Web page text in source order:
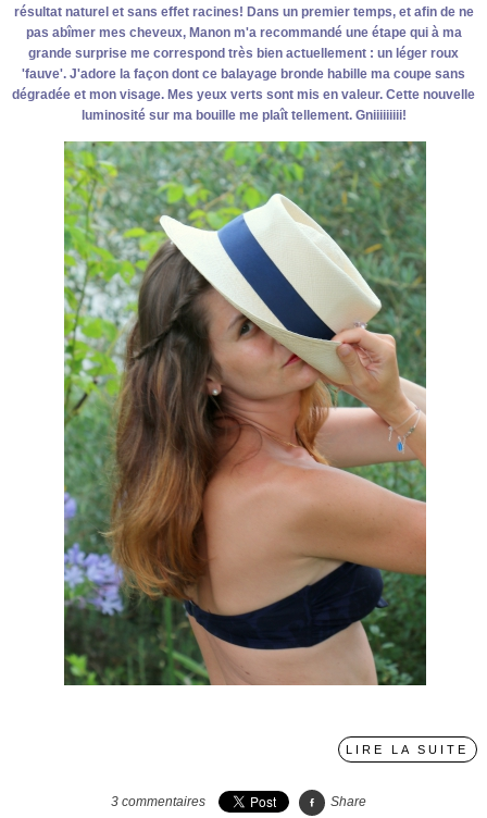
résultat naturel et sans effet racines! Dans un premier temps, et afin de ne
pas abîmer mes cheveux, Manon m'a recommandé une étape qui à ma
grande surprise me correspond très bien actuellement : un léger roux
'fauve'. J'adore la façon dont ce balayage bronde habille ma coupe sans
dégradée et mon visage. Mes yeux verts sont mis en valeur. Cette nouvelle
luminosité sur ma bouille me plaît tellement. Gniiiiiiiii!
LIRE LA SUITE
3 commentaires Share